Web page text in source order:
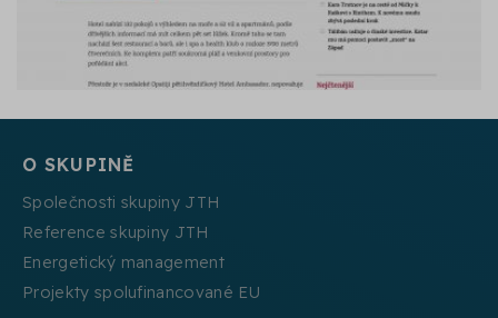
O SKUPINĚ
Společnosti skupiny JTH
Reference skupiny JTH
Energetický management
Projekty spolufinancované EU